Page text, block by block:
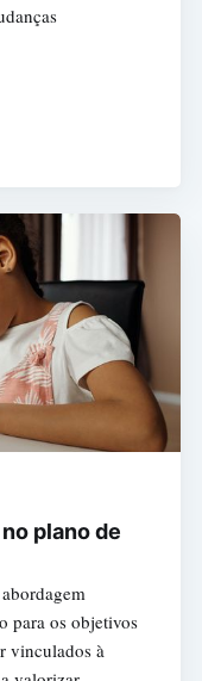
plano de
para os objetivos
vinculados à